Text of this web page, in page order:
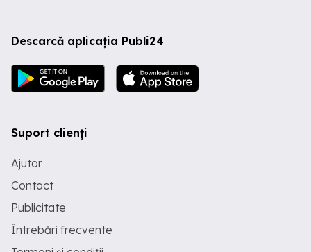
Descarcă aplicația Publi24
Suport clienți
Ajutor
Contact
Publicitate
Întrebări frecvente